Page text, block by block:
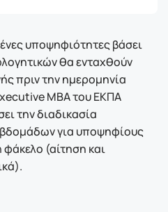
υποψηφιότητες βάσει
θα ενταχθούν
πριν την ημερομηνία
MBA του ΕΚΠΑ
την διαδικασία
για υποψηφίους
(αίτηση και